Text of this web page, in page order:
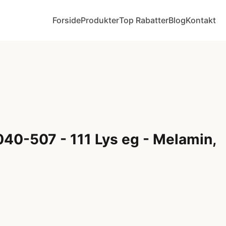
ForsideProdukterTop RabatterBlogKontakt
507 - 111 Lys eg - Melamin,